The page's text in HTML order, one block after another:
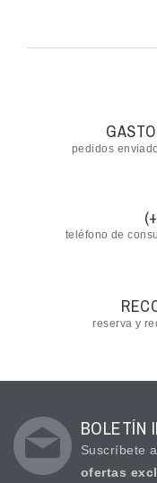
pedidos
teléfono de
reserva y
BOLETÍN
Suscríbete
ofertas